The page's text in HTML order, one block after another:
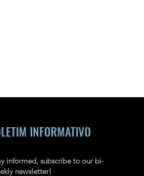
INFORMATIVO
informed, subscribe to our bi-
newsletter!